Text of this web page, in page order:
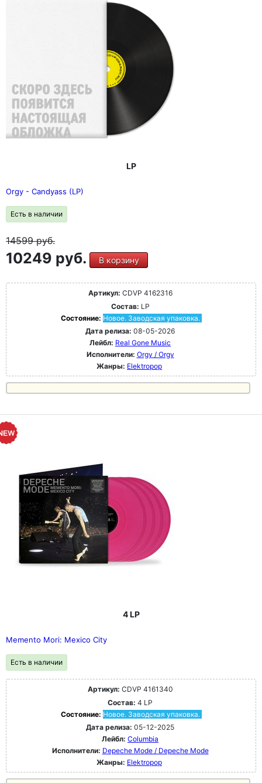
Два сингла с альбома - "Common People" (#2 в чартах
синглов Великобритании) и "Disco 2000" (#7) - были
особенно заметны и помогли Pulp добиться
Наконец, "Different Class" был удостоен музыкальной
премии Mercury Music Prize в 1996 году. в 1998 году
читатели журнала Q признали "Different Class" 37-м
лучшим альбомом всех времен.
LP
Orgy - Candyass (LP)
Есть в наличии
14599руб.
10249 руб. В корзину
Артикул: CDVP 4162316
Состав: LP
Состояние: Новое. Заводская упаковка.
Дата релиза: 08-05-2026
Лейбл: Real Gone Music
Исполнители: Orgy / Orgy
Жанры: Elektropop
4 LP
Memento Mori: Mexico City
Есть в наличии
Артикул: CDVP 4161340
Состав: 4 LP
Состояние: Новое. Заводская упаковка.
Дата релиза: 05-12-2025
Лейбл: Columbia
Исполнители: Depeche Mode / Depeche Mode
Жанры: Elektropop